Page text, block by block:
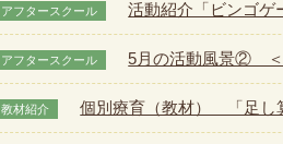
アフタースクール 活動紹介「ビンゴ
アフタースクール 5月の活動風景② ＜
教材紹介 個別療育（教材） 「足し